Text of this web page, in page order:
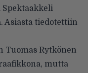
Asiasta tiedotettiin
Tuomas Rytkönen
mutta